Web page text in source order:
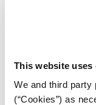
This website uses
We and third party
(“Cookies”) as